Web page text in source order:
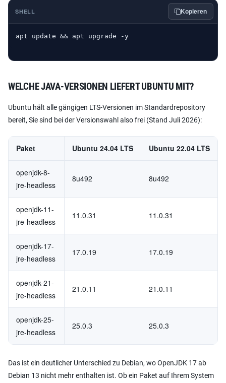
SHELL Kopieren
apt update && apt upgrade -y
WELCHE JAVA-VERSIONEN LIEFERT UBUNTU MIT?
Ubuntu hält alle gängigen LTS-Versionen im Standardrepository
bereit, Sie sind bei der Versionswahl also frei (Stand Juli 2026):
Paket Ubuntu 24.04 LTS Ubuntu 22.04 LTS
openjdk-8-
jre-headless
8u492 8u492
openjdk-11-
jre-headless
11.0.31 11.0.31
openjdk-17-
jre-headless
17.0.19 17.0.19
openjdk-21-
jre-headless
21.0.11 21.0.11
openjdk-25-
jre-headless
25.0.3 25.0.3
Das ist ein deutlicher Unterschied zu Debian, wo OpenJDK 17 ab
Debian 13 nicht mehr enthalten ist. Ob ein Paket auf Ihrem System